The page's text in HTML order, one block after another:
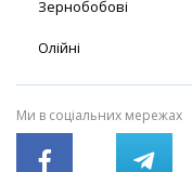
Зернобобові
Олійні
Ми в соціальних мережах